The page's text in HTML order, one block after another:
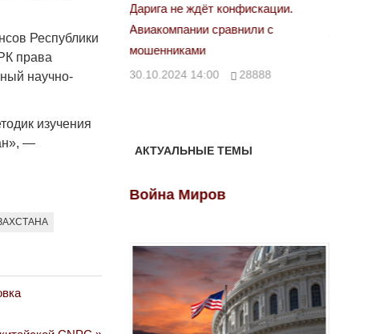
Республики
права
научно-
изучения
—
конфискации.
28888
правды»
29.10.2024 09:00 39623
АКТУАЛЬНЫЕ ТЕМЫ
Война Миров